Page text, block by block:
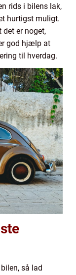
rids i bilens lak,
hurtigst muligt.
er noget,
god hjælp at
til hverdag.
så lad